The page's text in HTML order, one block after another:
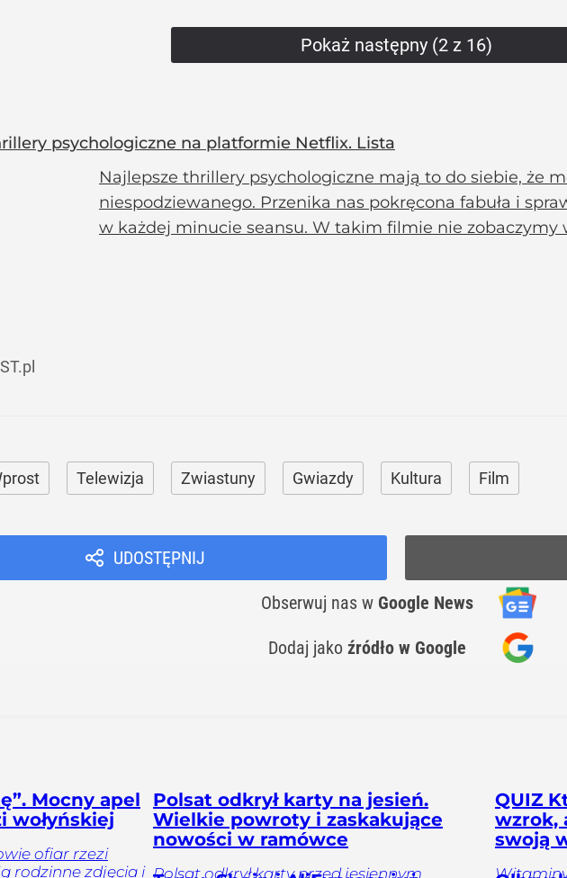
Pokaż następny (2 z 16)
psychologiczne na platformie Netflix. Lista
Najlepsze thrillery psychologiczne mają to do siebie, że
niespodziewanego. Przenika nas pokręcona fabuła i
w każdej minucie seansu. W takim filmie nie zobaczymy
Telewizja Zwiastuny Gwiazdy Kultura Film
UDOSTĘPNIJ
Obserwuj nas w Google News
Dodaj jako źródło w Google
Mocny apel
wołyńskiej
ofiar rzezi
rodzinne zdjęcia i
Polsat odkrył karty na jesień.
Wielkie powroty i zaskakujące
nowości w ramówce
Polsat odkrył karty przed jesiennym
QUIZ
wzrok,
swoją